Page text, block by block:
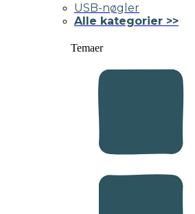
USB-nøgler
Alle kategorier >>
Temaer